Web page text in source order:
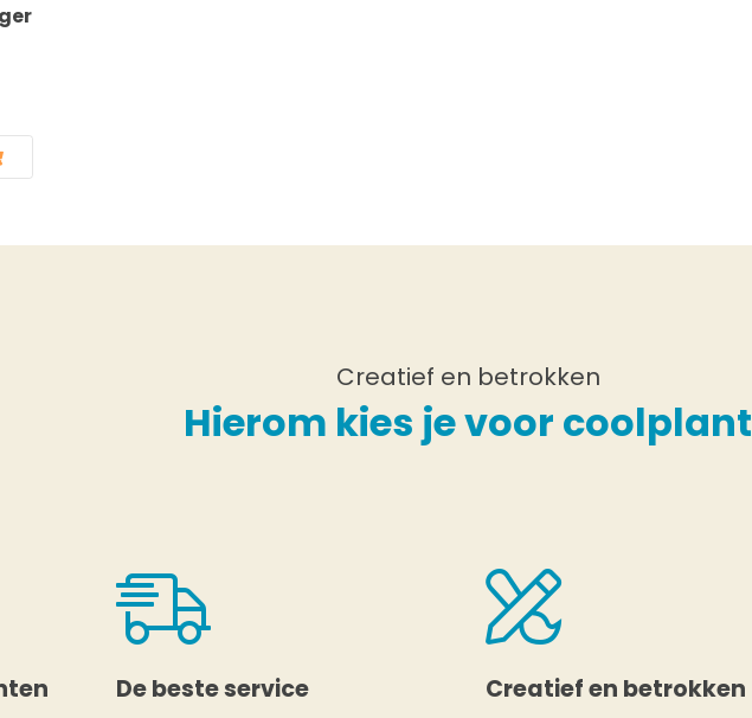
Creatief en betrokken
Hierom kies je voor coolplant
De beste service Creatief en betrokken